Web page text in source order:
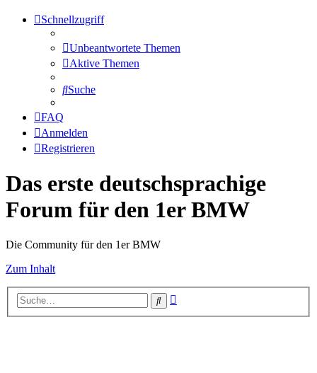
Schnellzugriff
Unbeantwortete Themen
Aktive Themen
Suche
FAQ
Anmelden
Registrieren
Das erste deutschsprachige
Forum für den 1er BMW
Die Community für den 1er BMW
Zum Inhalt
Suche